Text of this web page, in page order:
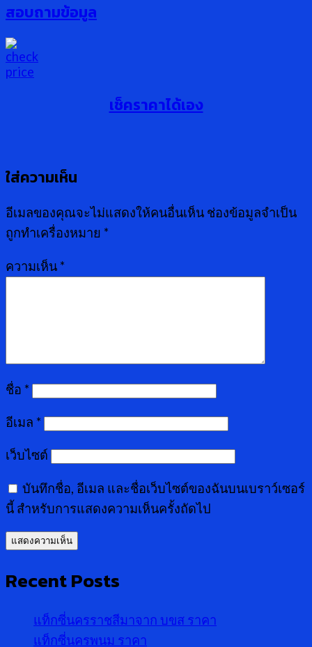
สอบถามข้อมูล
เช็คราคาได้เอง
ใส่ความเห็น
อีเมลของคุณจะไม่แสดงให้คนอื่นเห็น ช่องข้อมูลจำเป็น
ถูกทำเครื่องหมาย *
ความเห็น *
ชื่อ *
อีเมล *
เว็บไซต์
บันทึกชื่อ, อีเมล และชื่อเว็บไซต์ของฉันบนเบราว์เซอร์
นี้ สำหรับการแสดงความเห็นครั้งถัดไป
Recent Posts
แท็กซี่นครราชสีมาจาก บขส ราคา
แท็กซี่นครพนม ราคา